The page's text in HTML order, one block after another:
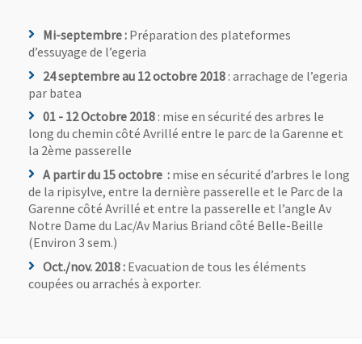
Mi-septembre : Préparation des plateformes
d’essuyage de l’egeria
24 septembre au 12 octobre 2018 : arrachage de l’egeria
par batea
01 - 12 Octobre 2018 : mise en sécurité des arbres le
long du chemin côté Avrillé entre le parc de la Garenne et
la 2ème passerelle
A partir du 15 octobre : mise en sécurité d’arbres le long
de la ripisylve, entre la dernière passerelle et le Parc de la
Garenne côté Avrillé et entre la passerelle et l’angle Av
Notre Dame du Lac/Av Marius Briand côté Belle-Beille
(Environ 3 sem.)
Oct./nov. 2018 : Evacuation de tous les éléments
coupées ou arrachés à exporter.